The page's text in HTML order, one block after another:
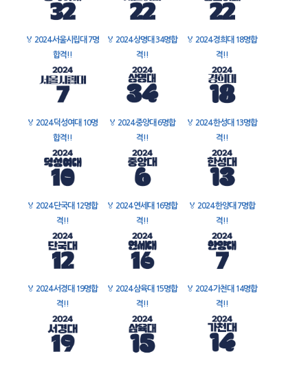
🏅 2024 서울시립대 7명
합격!!
🏅 2024 상명대 34명합
격!!
🏅 2024 경희대 18명합
격!!
🏅 2024 덕성여대 10명
합격!!
🏅 2024 중앙대 6명합
격!!
🏅 2024 한성대 13명합
격!!
🏅 2024 단국대 12명합
격!!
🏅 2024 연세대 16명합
격!!
🏅 2024 한양대 7명합
격!!
🏅 2024 서경대 19명합
격!!
🏅 2024 삼육대 15명합
격!!
🏅 2024 가천대 14명합
격!!